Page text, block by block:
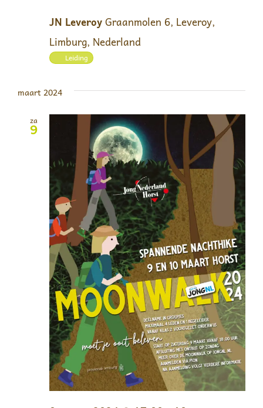
JN LeveroyGraanmolen 6, Leveroy,
Limburg, Nederland
Leiding
maart 2024
za
9